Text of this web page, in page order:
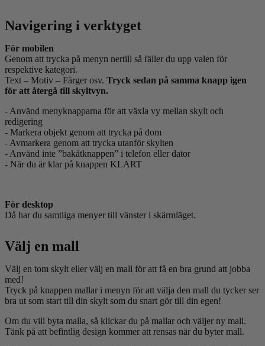
Navigering i verktyget
För mobilen
Genom att trycka på menyn nertill så fäller du upp valen för
respektive kategori.
Text – Motiv – Färger osv. Tryck sedan på samma knapp igen
för att återgå till skyltvyn.
- Använd menyknapparna för att växla vy mellan skylt och
redigering
- Markera objekt genom att trycka på dom
- Avmarkera genom att trycka utanför skylten
- Använd inte ”bakåtknappen” i telefon eller dator
- När du är klar på knappen KLART
För desktop
Då har du samtliga menyer till vänster i skärmläget.
Välj en mall
Välj en tom skylt eller välj en mall för att få en bra grund att jobba
med!
Tryck på knappen mallar i menyn för att välja den mall du tycker ser
bra ut som start till din skylt som du snart gör till din egen!
Om du vill byta malla, så klickar du på mallar och väljer ny mall.
Tänk på att befintlig design kommer att rensas när du byter mall.